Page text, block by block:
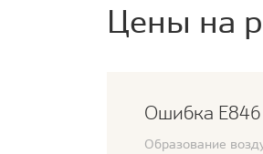
Цены на
Ошибка Е846
Образование